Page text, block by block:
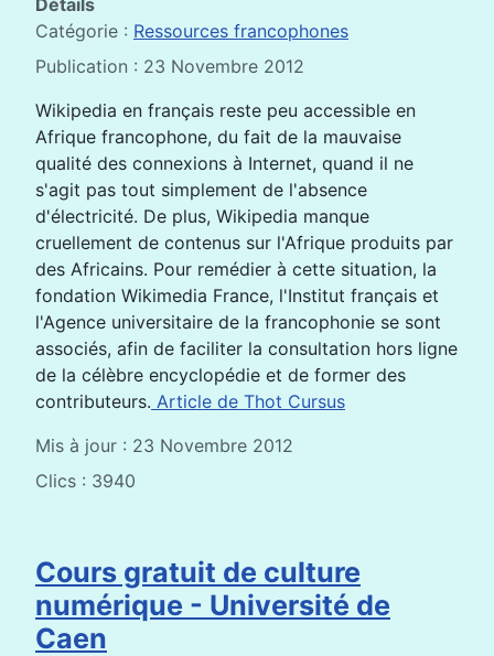
Détails
Catégorie : Ressources francophones
Publication : 23 Novembre 2012
Wikipedia en français reste peu accessible en
Afrique francophone, du fait de la mauvaise
qualité des connexions à Internet, quand il ne
s'agit pas tout simplement de l'absence
d'électricité. De plus, Wikipedia manque
cruellement de contenus sur l'Afrique produits par
des Africains. Pour remédier à cette situation, la
fondation Wikimedia France, l'Institut français et
l'Agence universitaire de la francophonie se sont
associés, afin de faciliter la consultation hors ligne
de la célèbre encyclopédie et de former des
contributeurs. Article de Thot Cursus
Mis à jour : 23 Novembre 2012
Clics : 3940
Cours gratuit de culture
numérique - Université de
Caen